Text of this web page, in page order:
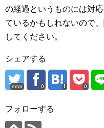
の経過というものには対
ているかもしれないので
してください。
シェアする
error 0 0
フォローする